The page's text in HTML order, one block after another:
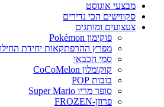
מבצעי אוגוסט
סקווישים הכי נדירים
צעצועים ומותגים
פוקימון Pokémon
מפרץ ההרפתקאות יחידת החילוץ
סמי הכבאי
קוקומלון CoCoMelon
בובות POP
סופר מריו Super Mario
פרוזן-FROZEN